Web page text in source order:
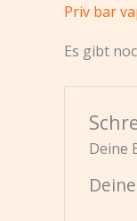
Priv bar
Es gibt
Deine